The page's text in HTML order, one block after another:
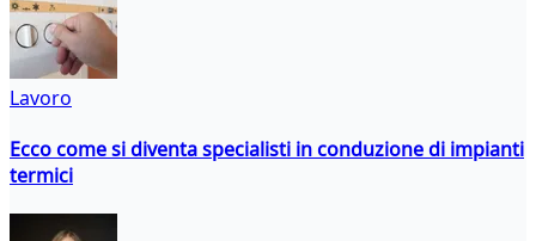
Lavoro
Ecco come si diventa specialisti in conduzione di impianti
termici